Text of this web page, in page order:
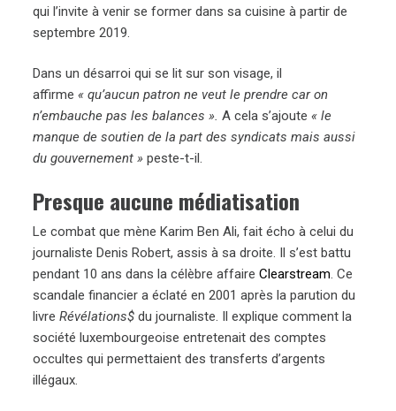
qui l’invite à venir se former dans sa cuisine à partir de
septembre 2019.
Dans un désarroi qui se lit sur son visage, il
affirme« qu’aucun patron ne veut le prendre car on
n’embauche pas les balances ». A cela s’ajoute« le
manque de soutien de la part des syndicats mais aussi
du gouvernement » peste-t-il.
Presque aucune médiatisation
Le combat que mène Karim Ben Ali, fait écho à celui du
journaliste Denis Robert, assis à sa droite. Il s’est battu
pendant 10 ans dans la célèbre affaireClearstream. Ce
scandale financier a éclaté en 2001 après la parution du
livreRévélations$ du journaliste. Il explique comment la
société luxembourgeoise entretenait des comptes
occultes qui permettaient des transferts d’argents
illégaux.